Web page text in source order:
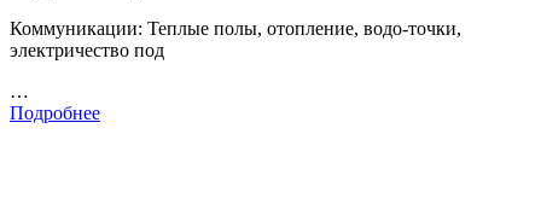
Коммуникации: Теплые полы, отопление, водо-точки,
электричество под
…
Подробнее